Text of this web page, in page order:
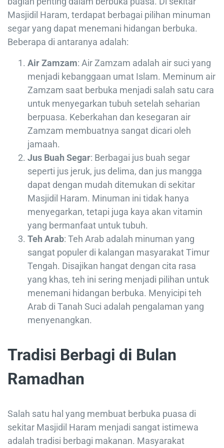
Masjidil Haram, terdapat berbagai pilihan minuman
segar yang dapat menemani hidangan berbuka.
Beberapa di antaranya adalah:
Air Zamzam: Air Zamzam adalah air suci yang
menjadi kebanggaan umat Islam. Meminum air
Zamzam saat berbuka menjadi salah satu cara
untuk menyegarkan tubuh setelah seharian
berpuasa. Keberkahan dan kesegaran air
Zamzam membuatnya sangat dicari oleh
jamaah.
Jus Buah Segar: Berbagai jus buah segar
seperti jus jeruk, jus delima, dan jus mangga
dapat dengan mudah ditemukan di sekitar
Masjidil Haram. Minuman ini tidak hanya
menyegarkan, tetapi juga kaya akan vitamin
yang bermanfaat untuk tubuh.
Teh Arab: Teh Arab adalah minuman yang
sangat populer di kalangan masyarakat Timur
Tengah. Disajikan hangat dengan cita rasa
yang khas, teh ini sering menjadi pilihan untuk
menemani hidangan berbuka. Menyicipi teh
Arab di Tanah Suci adalah pengalaman yang
menyenangkan.
Tradisi Berbagi di Bulan
Ramadhan
Salah satu hal yang membuat berbuka puasa di
sekitar Masjidil Haram menjadi sangat istimewa
adalah tradisi berbagi makanan. Masyarakat